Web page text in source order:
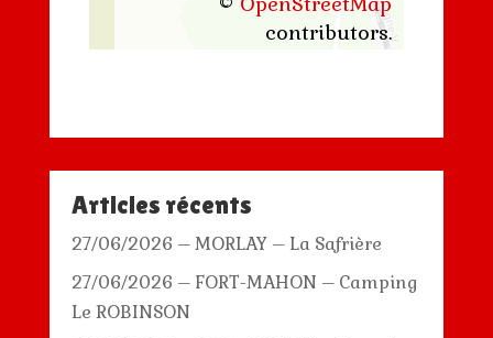
contributors.
Articles récents
27/06/2026 – MORLAY – La Safrière
27/06/2026 – FORT-MAHON – Camping
Le ROBINSON